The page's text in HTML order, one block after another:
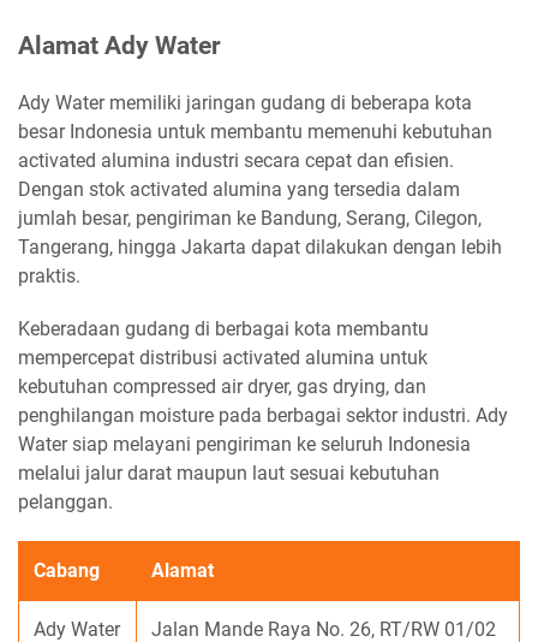
Alamat Ady Water
Ady Water memiliki jaringan gudang di beberapa kota
besar Indonesia untuk membantu memenuhi kebutuhan
activated alumina industri secara cepat dan efisien.
Dengan stok activated alumina yang tersedia dalam
jumlah besar, pengiriman ke Bandung, Serang, Cilegon,
Tangerang, hingga Jakarta dapat dilakukan dengan lebih
praktis.
Keberadaan gudang di berbagai kota membantu
mempercepat distribusi activated alumina untuk
kebutuhan compressed air dryer, gas drying, dan
penghilangan moisture pada berbagai sektor industri. Ady
Water siap melayani pengiriman ke seluruh Indonesia
melalui jalur darat maupun laut sesuai kebutuhan
pelanggan.
Cabang Alamat
Ady Water
Jalan Mande Raya No. 26, RT/RW 01/02